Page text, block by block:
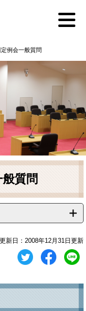
例会一般質問
質問
更新日：2008年12月31日更新